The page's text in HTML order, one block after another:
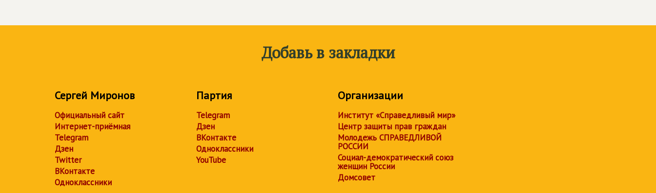
Добавь в закладки
Сергей Миронов
Официальный сайт
Интернет-приёмная
Telegram
Дзен
Twitter
ВКонтакте
Одноклассники
Партия
Telegram
Дзен
ВКонтакте
Одноклассники
YouTube
Организации
Институт «Справедливый мир»
Центр защиты прав граждан
Молодежь СПРАВЕДЛИВОЙ
РОССИИ
Социал-демократический союз
женщин России
Домсовет